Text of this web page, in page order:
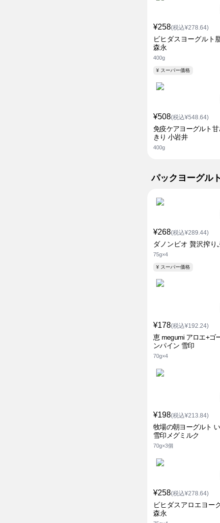
¥258(税込¥278.64)
ビヒダスヨーグルト
森永
400g
¥ スーパー価格
¥508(税込¥548.64)
免疫ケアヨーグルト
きり 小岩井
400g
パックヨーグル
¥268(税込¥289.44)
ダノンビオ 贅沢搾り
75g×4
¥ スーパー価格
¥178(税込¥192.24)
恵 megumi アロエ+ゴ
ンパイン 雪印
70g×4
¥198(税込¥213.84)
牧場の朝ヨーグルト
雪印メグミルク
70g×3個
¥258(税込¥278.64)
ビヒダスアロエヨー
森永